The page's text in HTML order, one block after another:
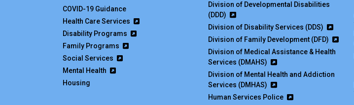
COVID-19 Guidance
Health Care Services
Disability Programs
Family Programs
Social Services
Mental Health
Housing
Division of Developmental Disabilities
(DDD)
Division of Disability Services (DDS)
Division of Family Development (DFD)
Division of Medical Assistance & Health
Services (DMAHS)
Division of Mental Health and Addiction
Services (DMHAS)
Human Services Police